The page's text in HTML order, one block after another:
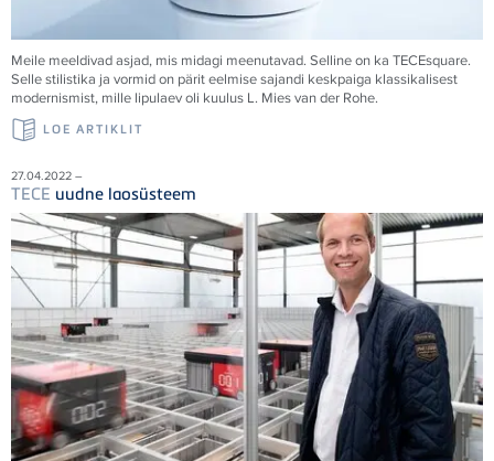
Meile meeldivad asjad, mis midagi meenutavad. Selline on ka TECEsquare.
Selle stilistika ja vormid on pärit eelmise sajandi keskpaiga klassikalisest
modernismist, mille lipulaev oli kuulus L. Mies van der Rohe.
LOE ARTIKLIT
27.04.2022 –
TECE uudne laosüsteem